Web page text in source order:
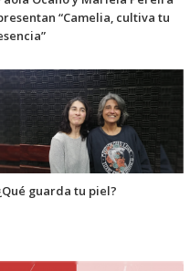
“Camelia, cultiva tu
guarda tu piel?